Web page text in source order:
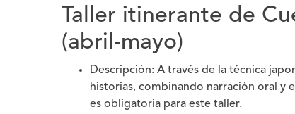
Taller itinerante de
(abril-mayo)
Descripción: A través de la técnica
historias, combinando narración oral y
es obligatoria para este taller.